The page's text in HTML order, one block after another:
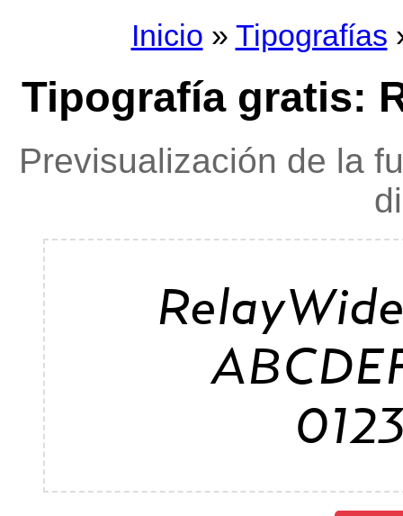
Inicio » Tipografías
Tipografía gratis:
Previsualización de la